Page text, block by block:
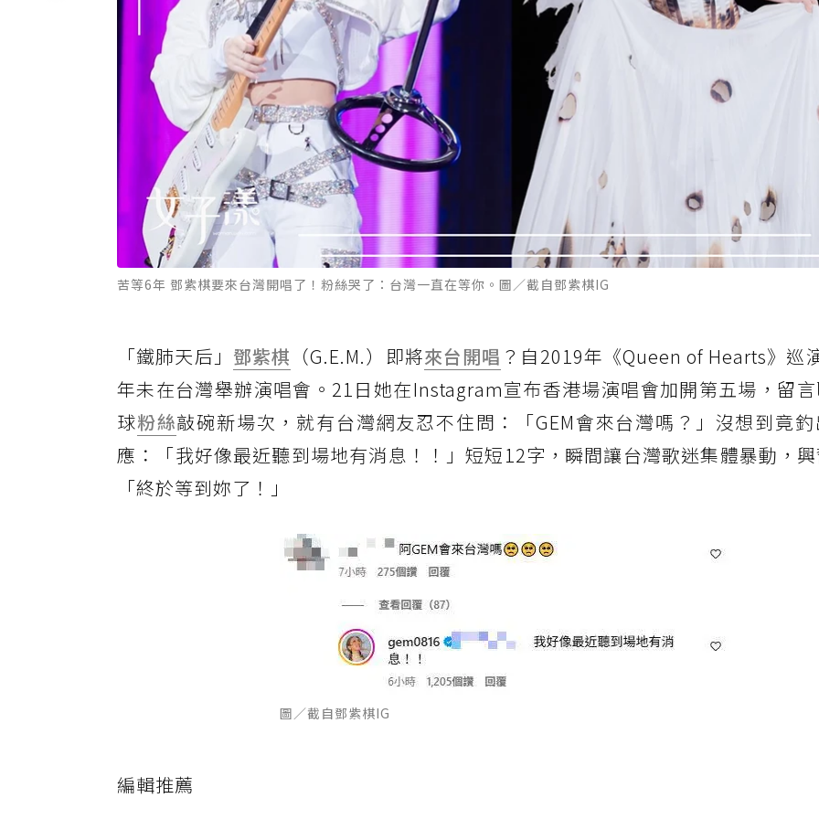
苦等6年 鄧紫棋要來台灣開唱了！粉絲哭了：台灣一直在等你。圖／截自鄧紫棋IG
「鐵肺天后」 鄧紫棋 （G.E.M.）即將來台開唱 ？自2019年《Queen of Hearts》巡
年未在台灣舉辦演唱會。21日她在Instagram宣布香港場演唱會加開第五場，留
球粉絲敲碗新場次，就有台灣網友忍不住問：「GEM會來台灣嗎？」沒想到竟
應：「我好像最近聽到場地有消息！！」短短12字，瞬間讓台灣歌迷集體暴動，興
「終於等到妳了！」
圖／截自鄧紫棋IG
編輯推薦